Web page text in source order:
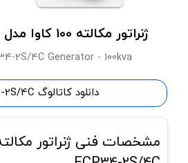
ژنراتور مکالته 100 کاوا مدل ECP34-2S/4C
2S/4C Generator - 100kva
دانلود کاتالوگ ECP34-2S/4C